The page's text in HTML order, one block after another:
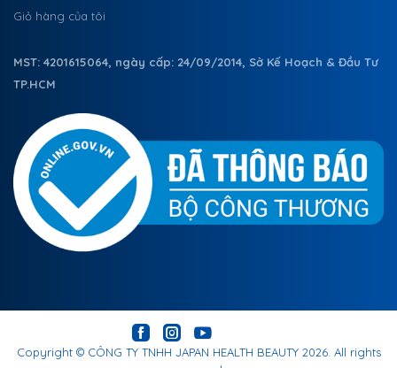
Giỏ hàng của tôi
MST: 4201615064, ngày cấp: 24/09/2014, Sở Kế Hoạch & Đầu Tư
TP.HCM
Copyright © CÔNG TY TNHH JAPAN HEALTH BEAUTY2026. All rights